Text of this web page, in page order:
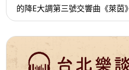
的降E大調第三號交響曲《萊茵》